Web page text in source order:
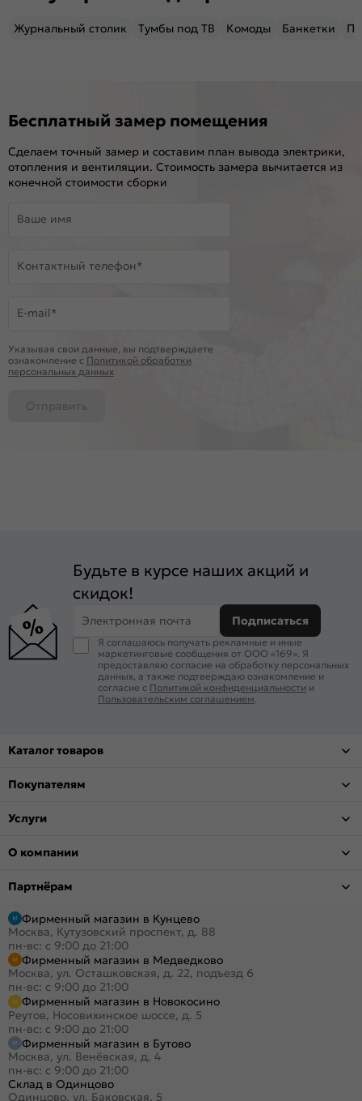
Журнальный столик Тумбы под ТВ Комоды Банкетки
Бесплатный замер помещения
Сделаем точный замер и составим план вывода электрики,
отопления и вентиляции. Стоимость замера вычитается из
конечной стоимости сборки
Ваше имя
Контактный телефон*
E-mail*
Указывая свои данные, вы подтверждаете
ознакомление c Политикой обработки
персональных данных
Отправить
Будьте в курсе наших акций и
скидок!
Электронная почта Подписаться
Я соглашаюсь получать рекламные и иные
маркетинговые сообщения от ООО «169». Я
предоставляю согласие на обработку персональных
данных, а также подтверждаю ознакомление и
согласие с Политикой конфиденциальности и
Пользовательским соглашением.
Каталог товаров
Покупателям
Услуги
О компании
Партнёрам
Фирменный магазин в Кунцево
Москва, Кутузовский проспект, д. 88
пн-вс: с 9:00 до 21:00
Фирменный магазин в Медведково
Москва, ул. Осташковская, д. 22, подъезд 6
пн-вс: с 9:00 до 21:00
Фирменный магазин в Новокосино
Реутов, Носовихинское шоссе, д. 5
пн-вс: с 9:00 до 21:00
Фирменный магазин в Бутово
Москва, ул. Венёвская, д. 4
пн-вс: с 9:00 до 21:00
Склад в Одинцово
Одинцово, ул. Баковская, 5